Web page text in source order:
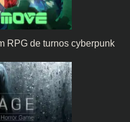
RPG de turnos cyberpunk